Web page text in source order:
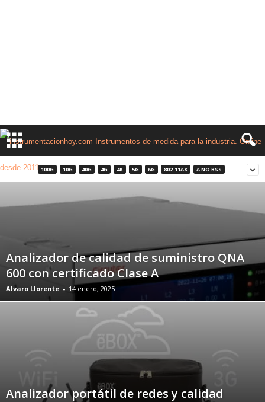
100G 10G 40G 4G 4K 5G 6G 802.11AX A NO RSS
Analizador de calidad de suministro QNA
600 con certificado Clase A
Alvaro Llorente - 14 enero, 2025
Analizador portátil de redes y calidad